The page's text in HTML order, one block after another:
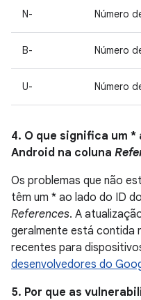
N- Número
B- Número
U- Número
4. O que significa um *
Android na coluna
Os problemas que não
têm um * ao lado do ID
References. A
geralmente está contida
recentes para
desenvolvedores do
5. Por que as